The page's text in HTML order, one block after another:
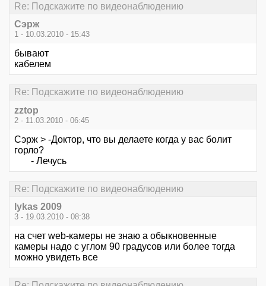
Re: Подскажите по видеонаблюдению
Сэрж
1 - 10.03.2010 - 15:43
бывают
кабелем
Re: Подскажите по видеонаблюдению
zztop
2 - 11.03.2010 - 06:45
Сэрж > -Доктор, что вы делаете когда у вас болит
горло?
- Лечусь
Re: Подскажите по видеонаблюдению
lykas 2009
3 - 19.03.2010 - 08:38
на счет web-камеры не знаю а обыкновенные
камеры надо с углом 90 градусов или более тогда
можно увидеть все